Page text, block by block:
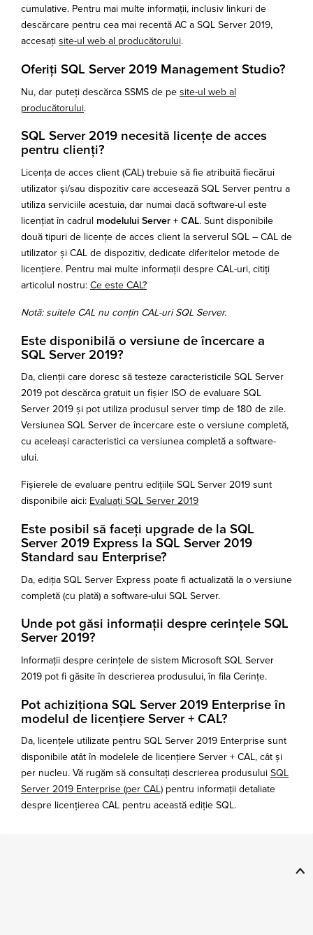
cumulative. Pentru mai multe informații, inclusiv linkuri de
descărcare pentru cea mai recentă AC a SQL Server 2019,
accesați site-ul web al producătorului.
Oferiți SQL Server 2019 Management Studio?
Nu, dar puteți descărca SSMS de pe site-ul web al
producătorului.
SQL Server 2019 necesită licențe de acces
pentru clienți?
Licența de acces client (CAL) trebuie să fie atribuită fiecărui
utilizator și/sau dispozitiv care accesează SQL Server pentru a
utiliza serviciile acestuia, dar numai dacă software-ul este
licențiat în cadrul modelului Server + CAL. Sunt disponibile
două tipuri de licențe de acces client la serverul SQL – CAL de
utilizator și CAL de dispozitiv, dedicate diferitelor metode de
licențiere. Pentru mai multe informații despre CAL-uri, citiți
articolul nostru: Ce este CAL?
Notă: suitele CAL nu conțin CAL-uri SQL Server.
Este disponibilă o versiune de încercare a
SQL Server 2019?
Da, clienții care doresc să testeze caracteristicile SQL Server
2019 pot descărca gratuit un fișier ISO de evaluare SQL
Server 2019 și pot utiliza produsul server timp de 180 de zile.
Versiunea SQL Server de încercare este o versiune completă,
cu aceleași caracteristici ca versiunea completă a software-
ului.
Fișierele de evaluare pentru edițiile SQL Server 2019 sunt
disponibile aici: Evaluați SQL Server 2019
Este posibil să faceți upgrade de la SQL
Server 2019 Express la SQL Server 2019
Standard sau Enterprise?
Da, ediția SQL Server Express poate fi actualizată la o versiune
completă (cu plată) a software-ului SQL Server.
Unde pot găsi informații despre cerințele SQL
Server 2019?
Informații despre cerințele de sistem Microsoft SQL Server
2019 pot fi găsite în descrierea produsului, în fila Cerințe.
Pot achiziționa SQL Server 2019 Enterprise în
modelul de licențiere Server + CAL?
Da, licențele utilizate pentru SQL Server 2019 Enterprise sunt
disponibile atât în modelele de licențiere Server + CAL, cât și
per nucleu. Vă rugăm să consultați descrierea produsului SQL
Server 2019 Enterprise (per CAL) pentru informații detaliate
despre licențierea CAL pentru această ediție SQL.